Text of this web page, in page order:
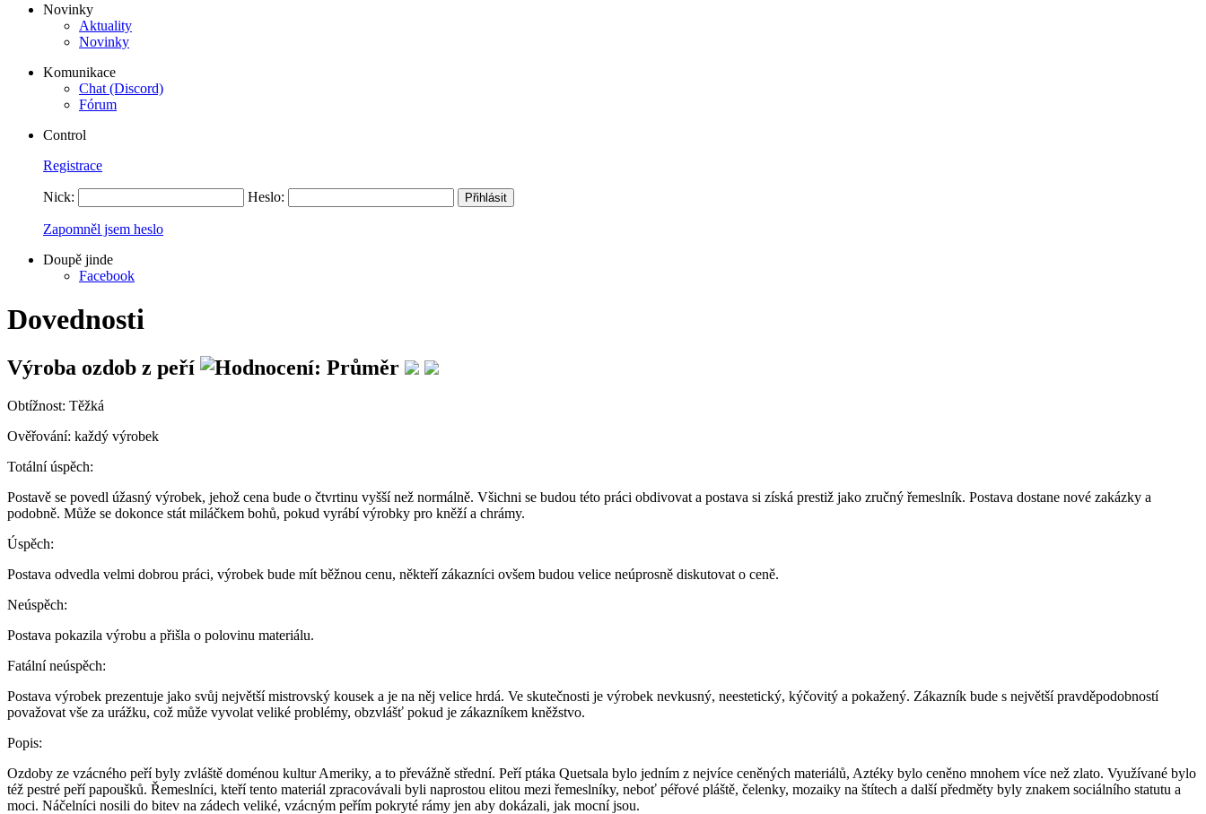
Novinky
Aktuality
Novinky
Komunikace
Chat (Discord)
Fórum
Control
Registrace
Nick: Heslo:
Zapomněl jsem heslo
Doupě jinde
Facebook
Dovednosti
Výroba ozdob z peří
Obtížnost: Těžká
Ověřování: každý výrobek
Totální úspěch:
Postavě se povedl úžasný výrobek, jehož cena bude o čtvrtinu vyšší než normálně. Všichni se budou této práci obdivovat a postava si získá prestiž jako zručný řemeslník. Postava dostane nové zakázky a
podobně. Může se dokonce stát miláčkem bohů, pokud vyrábí výrobky pro kněží a chrámy.
Úspěch:
Postava odvedla velmi dobrou práci, výrobek bude mít běžnou cenu, někteří zákazníci ovšem budou velice neúprosně diskutovat o ceně.
Neúspěch:
Postava pokazila výrobu a přišla o polovinu materiálu.
Fatální neúspěch:
Postava výrobek prezentuje jako svůj největší mistrovský kousek a je na něj velice hrdá. Ve skutečnosti je výrobek nevkusný, neestetický, kýčovitý a pokažený. Zákazník bude s největší pravděpodobností
považovat vše za urážku, což může vyvolat veliké problémy, obzvlášť pokud je zákazníkem kněžstvo.
Popis:
Ozdoby ze vzácného peří byly zvláště doménou kultur Ameriky, a to převážně střední. Peří ptáka Quetsala bylo jedním z nejvíce ceněných materiálů, Aztéky bylo ceněno mnohem více než zlato. Využívané bylo
též pestré peří papoušků. Řemeslníci, kteří tento materiál zpracovávali byli naprostou elitou mezi řemeslníky, neboť péřové pláště, čelenky, mozaiky na štítech a další předměty byly znakem sociálního statutu a
moci. Náčelníci nosili do bitev na zádech veliké, vzácným peřím pokryté rámy jen aby dokázali, jak mocní jsou.